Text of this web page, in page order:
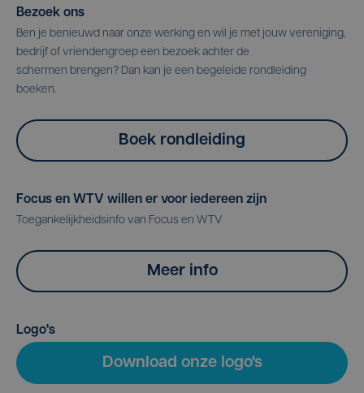
Bezoek ons
Ben je benieuwd naar onze werking en wil je met jouw vereniging,
bedrijf of vriendengroep een bezoek achter de
schermen brengen? Dan kan je een begeleide rondleiding
boeken.
Boek rondleiding
Focus en WTV willen er voor iedereen zijn
Toegankelijkheidsinfo van Focus en WTV
Meer info
Logo's
Download onze logo's